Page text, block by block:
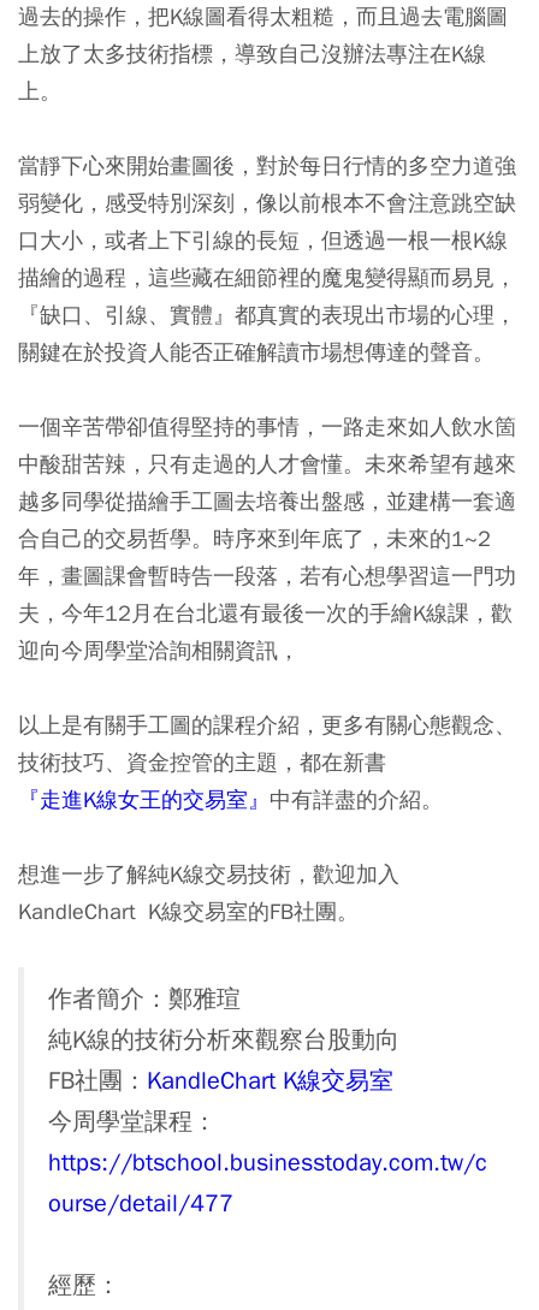
過去的操作，把K線圖看得太粗糙，而且過去電腦圖
上放了太多技術指標，導致自己沒辦法專注在K線
上。
當靜下心來開始畫圖後，對於每日行情的多空力道強
弱變化，感受特別深刻 ，像以前根本不會注意跳空缺
口大小，或者上下引線的長短，但透過一根一根K線
描繪的過程，這些藏在細節裡的魔鬼變得顯而易見，
『缺口、引線、實體』都真實的表現出市場的心理，
關鍵在於投資人能否正確解讀市場想傳達的聲音。
一個辛苦帶卻值得堅持的事情，一路走來如人飲水箇
中酸甜苦辣，只有走過的人才會懂。未來希望有越來
越多同學從描繪手工圖去培養出盤感，並建構一套適
合自己的交易哲學。時序來到年底了，未來的1~2
年，畫圖課會暫時告一段落，若有心想學習這一門功
夫，今年12月在台北還有最後一次的手繪K線課，歡
迎向今周學堂洽詢相關資訊，
以上是有關手工圖的課程介紹，更多有關心態觀念、
技術技巧、資金控管的主題，都在新書
『走進K線女王的交易室』 中有詳盡的介紹。
想進一步了解純K線交易技術，歡迎加入
KandleChart K線交易室的FB社團。
作者簡介：鄭雅瑄
純K線的技術分析來觀察台股動向
FB社團： KandleChart K線交易室
今周學堂課程：
https://btschool.businesstoday.com.tw/c
ourse/detail/477
經歷：